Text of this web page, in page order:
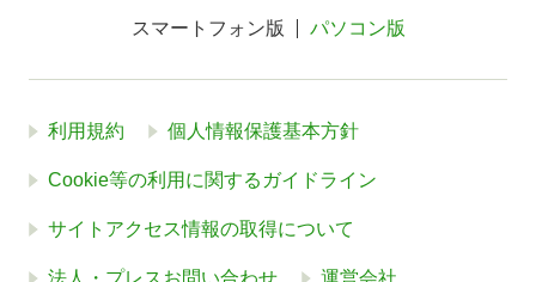
スマートフォン版 パソコン版
利用規約 個人情報保護基本方針
Cookie等の利用に関するガイドライン
サイトアクセス情報の取得について
法人・プレスお問い合わせ 運営会社